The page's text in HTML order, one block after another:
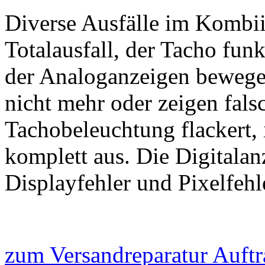
Diverse Ausfälle im
Totalausfall, der Tacho
der Analoganzeigen
nicht mehr oder zeigen
Tachobeleuchtung
komplett aus. Die
Displayfehler und
zum Versandreparatur